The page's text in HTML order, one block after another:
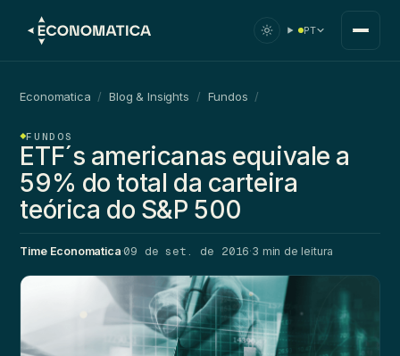
PT
Economatica / Blog & Insights / Fundos /
FUNDOS
ETF´s americanas equivale a
59% do total da carteira
teórica do S&P 500
Time Economatica·09 de set. de 2016·3 min de leitura